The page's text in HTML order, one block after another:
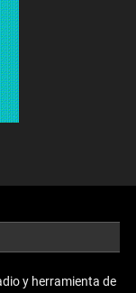
y herramienta de